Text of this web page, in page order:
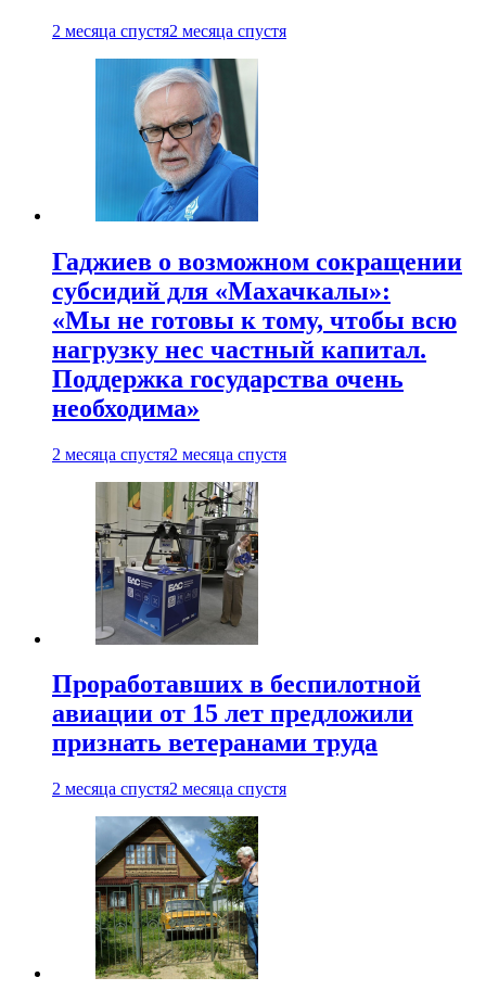
2 месяца спустя2 месяца спустя
Гаджиев о возможном сокращении
субсидий для «Махачкалы»:
«Мы не готовы к тому, чтобы всю
нагрузку нес частный капитал.
Поддержка государства очень
необходима»
2 месяца спустя2 месяца спустя
Проработавших в беспилотной
авиации от 15 лет предложили
признать ветеранами труда
2 месяца спустя2 месяца спустя